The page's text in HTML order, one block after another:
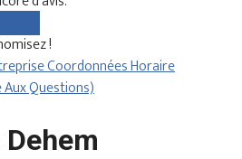
!
CoordonnéesHoraire
Aux Questions)